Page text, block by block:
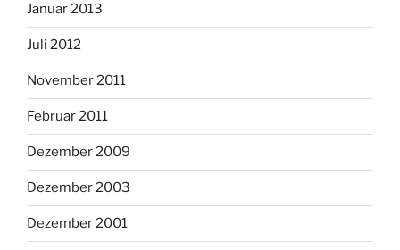
Januar 2013
Juli 2012
November 2011
Februar 2011
Dezember 2009
Dezember 2003
Dezember 2001